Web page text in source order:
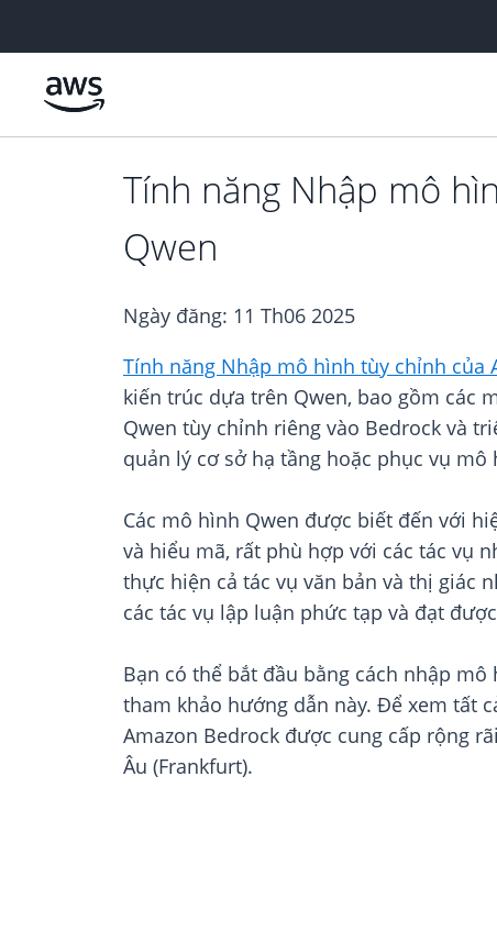
Tính năng Nhập mô
Qwen
Ngày đăng: 11 Th06 2025
Tính năng Nhập mô hình tùy chỉnh của
kiến trúc dựa trên Qwen, bao gồm các
Qwen tùy chỉnh riêng vào Bedrock và
quản lý cơ sở hạ tầng hoặc phục vụ mô
Các mô hình Qwen được biết đến với
và hiểu mã, rất phù hợp với các tác vụ
thực hiện cả tác vụ văn bản và thị giác
các tác vụ lập luận phức tạp và đạt
Bạn có thể bắt đầu bằng cách nhập
tham khảo hướng dẫn này. Để xem tất
Amazon Bedrock được cung cấp rộng
Âu (Frankfurt).